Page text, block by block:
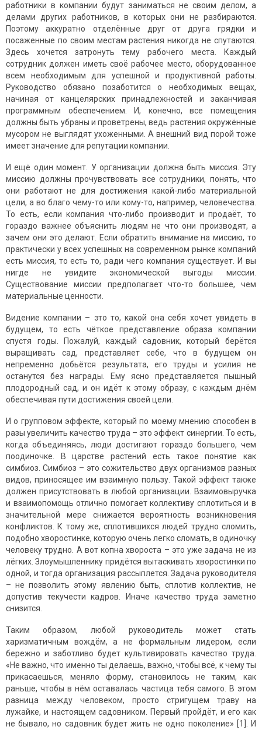
работники в компании будут заниматься не своим делом, а
делами других работников, в которых они не разбираются.
Поэтому аккуратно отделённые друг от друга грядки и
посаженные по своим местам растения никогда не спутаются.
Здесь хочется затронуть тему рабочего места. Каждый
сотрудник должен иметь своё рабочее место, оборудованное
всем необходимым для успешной и продуктивной работы.
Руководство обязано позаботится о необходимых вещах,
начиная от канцелярских принадлежностей и заканчивая
программным обеспечением. И, конечно, все помещения
должны быть убраны и проветрены, ведь растения окружённые
мусором не выглядят ухоженными. А внешний вид порой тоже
имеет значение для репутации компании.
И ещё один момент. У организации должна быть миссия. Эту
миссию должны прочувствовать все сотрудники, понять, что
они работают не для достижения какой-либо материальной
цели, а во благо чему-то или кому-то, например, человечества.
То есть, если компания что-либо производит и продаёт, то
гораздо важнее объяснить людям не что они производят, а
зачем они это делают. Если обратить внимание на миссию, то
практически у всех успешных на современном рынке компаний
есть миссия, то есть то, ради чего компания существует. И вы
нигде не увидите экономической выгоды миссии.
Существование миссии предполагает что-то большее, чем
материальные ценности.
Видение компании – это то, какой она себя хочет увидеть в
будущем, то есть чёткое представление образа компании
спустя годы. Пожалуй, каждый садовник, который берётся
выращивать сад, представляет себе, что в будущем он
непременно добьётся результата, его труды и усилия не
останутся без награды. Ему ясно представляется пышный
плодородный сад, и он идёт к этому образу, с каждым днём
обеспечивая пути достижения своей цели.
И о групповом эффекте, который по моему мнению способен в
разы увеличить качество труда – это эффект синергии. То есть,
когда объединяясь, люди достигают гораздо большего, чем
поодиночке. В царстве растений есть такое понятие как
симбиоз. Симбиоз – это сожительство двух организмов разных
видов, приносящее им взаимную пользу. Такой эффект также
должен присутствовать в любой организации. Взаимовыручка
и взаимопомощь отлично помогает коллективу сплотиться и в
значительной мере снижается вероятность возникновения
конфликтов. К тому же, сплотившихся людей трудно сломить,
подобно хворостинке, которую очень легко сломать, в одиночку
человеку трудно. А вот копна хвороста – это уже задача не из
лёгких. Злоумышленнику придётся вытаскивать хворостинки по
одной, и тогда организация рассыплется. Задача руководителя
– не позволить этому явлению быть, сплотив коллектив, не
допустив текучести кадров. Иначе качество труда заметно
снизится.
Таким образом, любой руководитель может стать
харизматичным вождём, а не формальным лидером, если
бережно и заботливо будет культивировать качество труда.
«Не важно, что именно ты делаешь, важно, чтобы всё, к чему ты
прикасаешься, меняло форму, становилось не таким, как
раньше, чтобы в нём оставалась частица тебя самого. В этом
разница между человеком, просто стригущем траву на
лужайке, и настоящем садовником. Первый пройдёт, и его как
не бывало, но садовник будет жить не одно поколение» [1]. И